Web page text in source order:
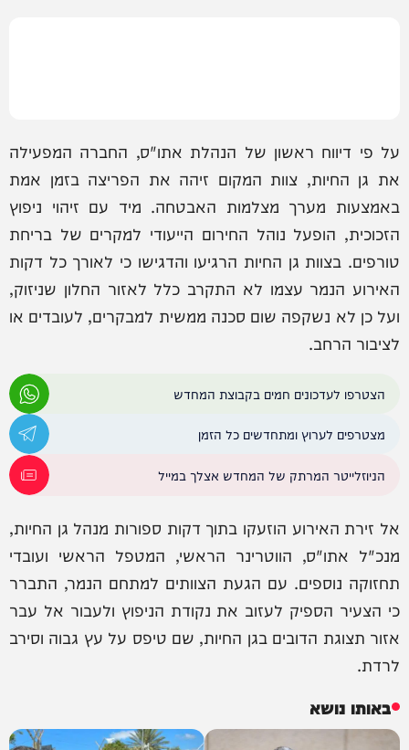
על פי דיווח ראשון של הנהלת אתו"ס, החברה המפעילה
את גן החיות, צוות המקום זיהה את הפריצה בזמן אמת
באמצעות מערך מצלמות האבטחה. מיד עם זיהוי ניפוץ
הזכוכית, הופעל נוהל החירום הייעודי למקרים של בריחת
טורפים. בצוות גן החיות הרגיעו והדגישו כי לאורך כל דקות
האירוע הנמר עצמו לא התקרב כלל לאזור החלון שניזוק,
ועל כן לא נשקפה שום סכנה ממשית למבקרים, לעובדים או
לציבור הרחב.
הצטרפו לעדכונים חמים בקבוצת המחדש
מצטרפים לערוץ ומתחדשים כל הזמן
הניוזלייטר המרתק של המחדש אצלך במייל
אל זירת האירוע הוזעקו בתוך דקות ספורות מנהל גן החיות,
מנכ"ל אתו"ס, הווטרינר הראשי, המטפל הראשי ועובדי
תחזוקה נוספים. עם הגעת הצוותים למתחם הנמר, התברר
כי הצעיר הספיק לעזוב את נקודת הניפוץ ולעבור אל עבר
אזור תצוגת הדובים בגן החיות, שם טיפס על עץ גבוה וסירב
לרדת.
באותו נושא